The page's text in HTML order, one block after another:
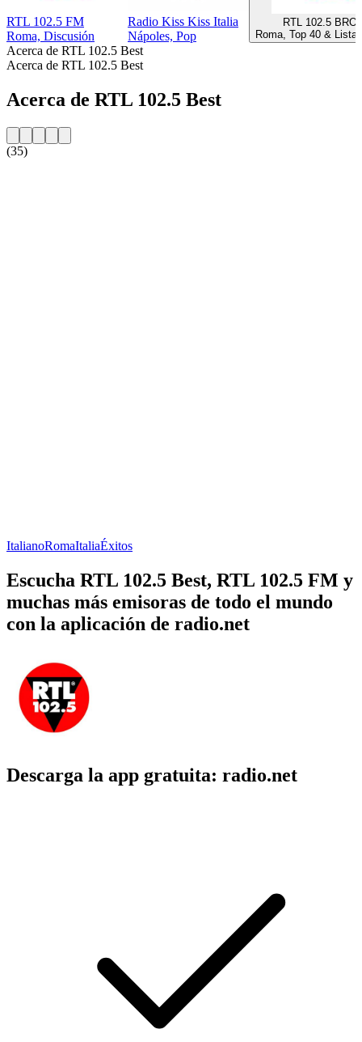
RTL 102.5 FM
Roma, Discusión
Radio Kiss Kiss Italia
Nápoles, Pop
RTL 102.5
Roma, Top 40 &
Acerca de RTL 102.5 Best
Acerca de RTL 102.5 Best
Acerca de RTL 102.5 Best
(35)
ItalianoRomaItaliaÉxitos
Escucha RTL 102.5 Best, RTL 102.5 FM y
muchas más emisoras de todo el mundo
con la aplicación de radio.net
Descarga la app gratuita: radio.net